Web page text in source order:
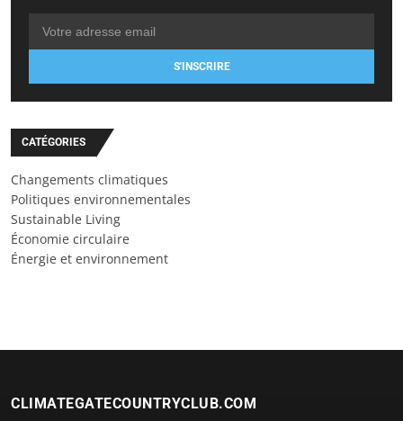
S'INSCRIRE
CATÉGORIES
Changements climatiques
Politiques environnementales
Sustainable Living
Économie circulaire
Énergie et environnement
CLIMATEGATECOUNTRYCLUB.COM